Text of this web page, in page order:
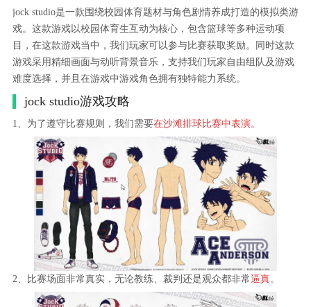
jock studio是一款围绕校园体育题材与角色剧情养成打造的模拟类游
戏。这款游戏以校园体育生互动为核心，包含篮球等多种运动项
目，在这款游戏当中，我们玩家可以参与比赛获取奖励。同时这款
游戏采用精细画面与动听背景音乐，支持我们玩家自由组队及游戏
难度选择，并且在游戏中游戏角色拥有独特能力系统。
jock studio游戏攻略
1、为了遵守比赛规则，我们需要在沙滩排球比赛中表演。
2、比赛场面非常真实，无论教练、裁判还是观众都非常逼真。